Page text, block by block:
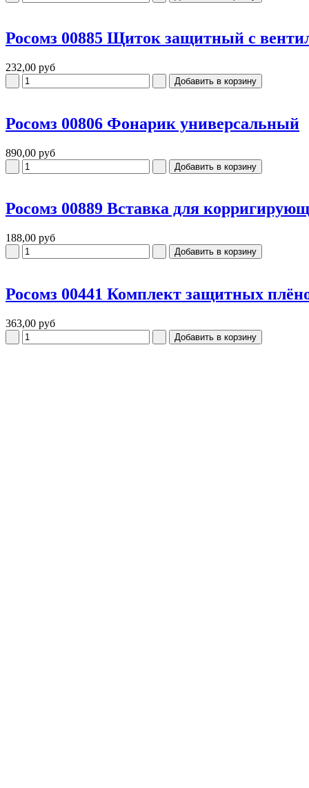
Росомз 00885 Щиток защитный с
232,00 руб
Росомз 00806 Фонарик универсальный
890,00 руб
Росомз 00889 Вставка для
188,00 руб
Росомз 00441 Комплект защитных
363,00 руб